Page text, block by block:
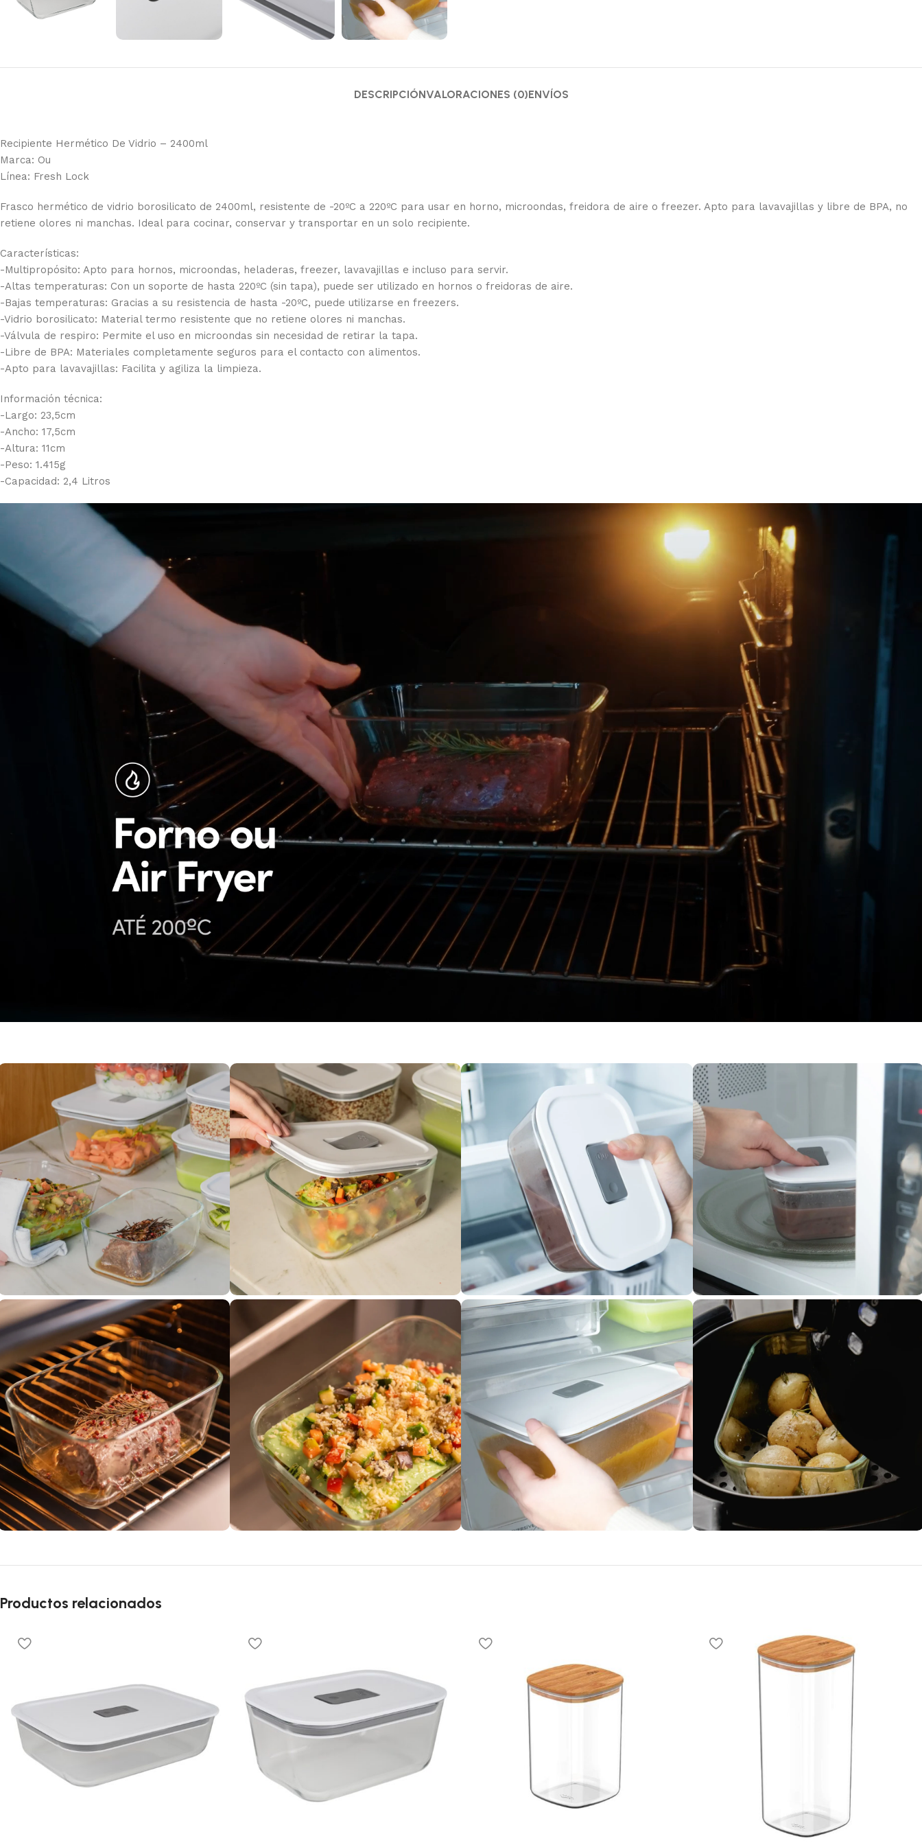
DESCRIPCIÓNVALORACIONES (0)ENVÍOS
Recipiente Hermético De Vidrio – 2400ml
Marca: Ou
Línea: Fresh Lock
Frasco hermético de vidrio borosilicato de 2400ml, resistente de -20ºC a 220ºC para usar en horno, microondas, freidora de aire o freezer. Apto para lavavajillas y libre de BPA, no
retiene olores ni manchas. Ideal para cocinar, conservar y transportar en un solo recipiente.
Características:
-Multipropósito: Apto para hornos, microondas, heladeras, freezer, lavavajillas e incluso para servir.
-Altas temperaturas: Con un soporte de hasta 220ºC (sin tapa), puede ser utilizado en hornos o freidoras de aire.
-Bajas temperaturas: Gracias a su resistencia de hasta -20ºC, puede utilizarse en freezers.
-Vidrio borosilicato: Material termo resistente que no retiene olores ni manchas.
-Válvula de respiro: Permite el uso en microondas sin necesidad de retirar la tapa.
-Libre de BPA: Materiales completamente seguros para el contacto con alimentos.
-Apto para lavavajillas: Facilita y agiliza la limpieza.
Información técnica:
-Largo: 23,5cm
-Ancho: 17,5cm
-Altura: 11cm
-Peso: 1.415g
-Capacidad: 2,4 Litros
Productos relacionados